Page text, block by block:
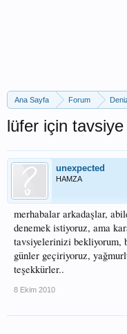
Ana Sayfa Forum
lüfer için
unexpected
HAMZA
merhabalar arkadaşlar,
denemek istiyoruz, ama
tavsiyelerinizi bekliyorum,
günler geçiriyoruz,
teşekkürler..
8 Ekim 2010